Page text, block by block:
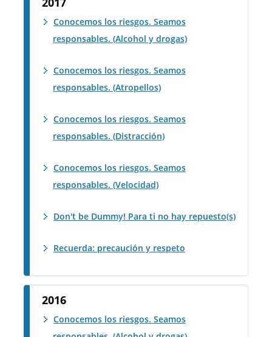
Conocemos los riesgos. Seamos
responsables. (Alcohol y drogas)
Conocemos los riesgos. Seamos
responsables. (Atropellos)
Conocemos los riesgos. Seamos
responsables. (Distracción)
Conocemos los riesgos. Seamos
responsables. (Velocidad)
Don't be Dummy! Para ti no hay repuesto(s)
Recuerda: precaución y respeto
2016
Conocemos los riesgos. Seamos